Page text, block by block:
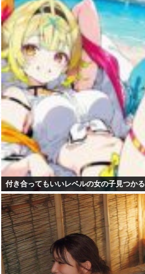
付き合ってもいいレベルの女の子見つかる